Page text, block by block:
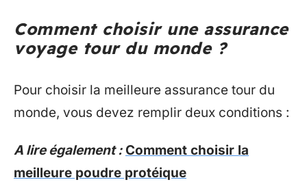
Comment choisir une assurance
voyage tour du monde ?
Pour choisir la meilleure assurance tour du
monde, vous devez remplir deux conditions :
A lire également : Comment choisir la
meilleure poudre protéique